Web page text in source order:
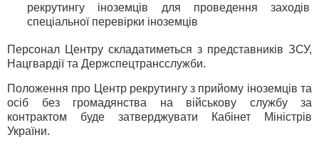
рекрутингу іноземців для проведення заходів
спеціальної перевірки іноземців
Персонал Центру складатиметься з представників ЗСУ,
Нацгвардії та Держспецтрансслужби.
Положення про Центр рекрутингу з прийому іноземців та
осіб без громадянства на військову службу за
контрактом буде затверджувати Кабінет Міністрів
України.